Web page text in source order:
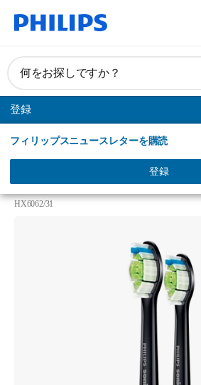
何をお探しですか？
登録
フィリップスニュースレターを購読
登録
ダイヤモンドクリーン
ダイヤモンドクリーン ブラシヘッ
（ブラック）2本組
HX6062/31